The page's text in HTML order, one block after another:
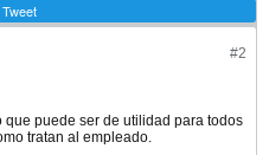
Tweet
#2
que puede ser de utilidad para todos
tratan al empleado.